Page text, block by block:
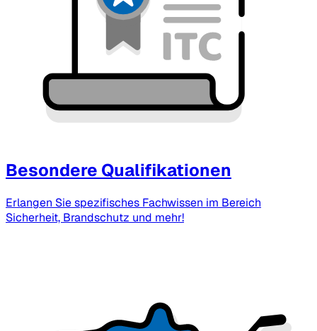
Besondere Qualifikationen
Erlangen Sie spezifisches Fachwissen im Bereich
Sicherheit, Brandschutz und mehr!